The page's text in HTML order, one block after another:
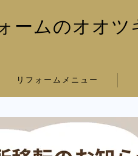
ームのオオツ
リフォームメニュー